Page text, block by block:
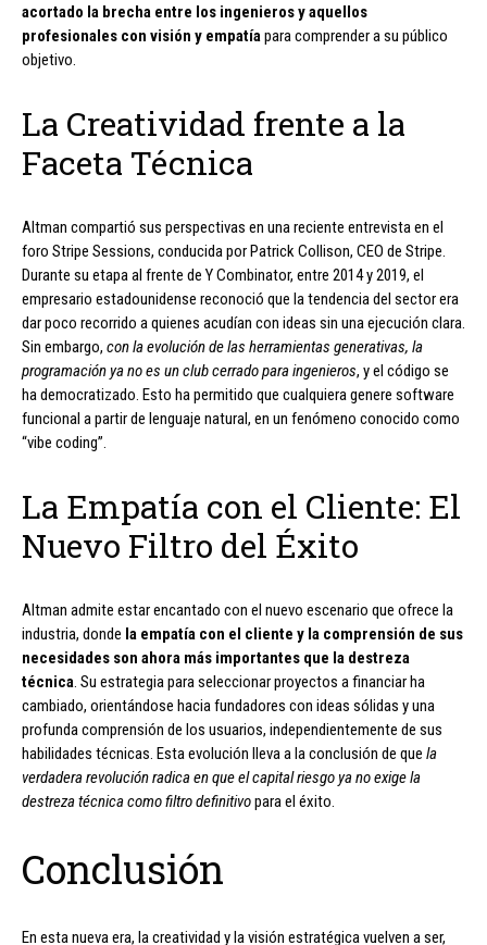
acortado la brecha entre los ingenieros y aquellos
profesionales con visión y empatíapara comprender a su público
objetivo.
La Creatividad frente a la
Faceta Técnica
Altman compartió sus perspectivas en una reciente entrevista en el
foro Stripe Sessions, conducida por Patrick Collison, CEO de Stripe.
Durante su etapa al frente de Y Combinator, entre 2014 y 2019, el
empresario estadounidense reconoció que la tendencia del sector era
dar poco recorrido a quienes acudían con ideas sin una ejecución clara.
Sin embargo, con la evolución de las herramientas generativas, la
programación ya no es un club cerrado para ingenieros, y el código se
ha democratizado. Esto ha permitido que cualquiera genere software
funcional a partir de lenguaje natural, en un fenómeno conocido como
“vibe coding”.
La Empatía con el Cliente: El
Nuevo Filtro del Éxito
Altman admite estar encantado con el nuevo escenario que ofrece la
industria, donde la empatía con el cliente y la comprensión de sus
necesidades son ahora más importantes que la destreza
técnica. Su estrategia para seleccionar proyectos a financiar ha
cambiado, orientándose hacia fundadores con ideas sólidas y una
profunda comprensión de los usuarios, independientemente de sus
habilidades técnicas. Esta evolución lleva a la conclusión de que la
verdadera revolución radica en que el capital riesgo ya no exige la
destreza técnica como filtro definitivopara el éxito.
Conclusión
En esta nueva era, la creatividad y la visión estratégica vuelven a ser,